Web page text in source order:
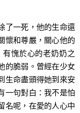
一死，他的生命還
懷和尊嚴，關心他的
愧於心的老奶奶之
的脆弱。曾經在少女
生命盡頭得她到來安
一句對白：我不是怕
名呢，在愛的人心中